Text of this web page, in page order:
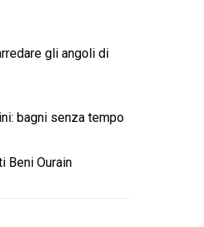
gli angoli di
bagni senza tempo
Beni Ourain